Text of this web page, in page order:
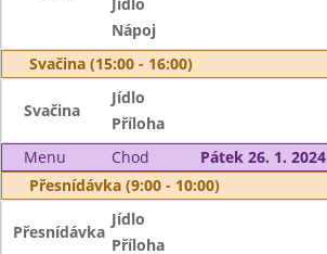
Nápoj
Svačina (15:00 - 16:00)
Svačina
Jídlo
Příloha
Menu
Chod
Pátek 26. 1. 2024
Přesnídávka (9:00 - 10:00)
Přesnídávka
Jídlo
Příloha